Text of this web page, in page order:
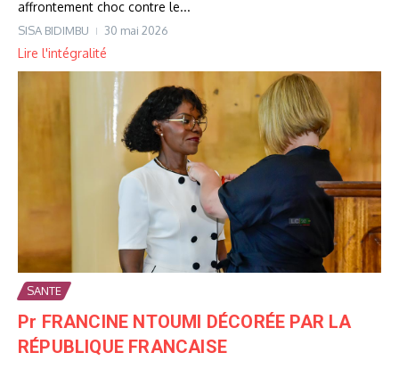
affrontement choc contre le...
SISA BIDIMBU 30 mai 2026
Lire l'intégralité
SANTE
Pr FRANCINE NTOUMI DÉCORÉE PAR LA
RÉPUBLIQUE FRANCAISE